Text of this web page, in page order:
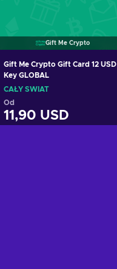
Gift Me Crypto
Gift Me Crypto Gift Card 12 USD
Key GLOBAL
CAŁY ŚWIAT
Od
11,90 USD